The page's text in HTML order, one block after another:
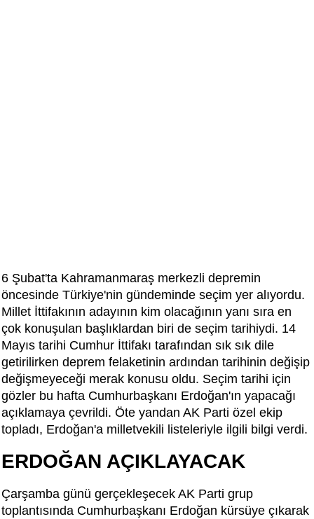
6 Şubat'ta Kahramanmaraş merkezli depremin
öncesinde Türkiye'nin gündeminde seçim yer alıyordu.
Millet İttifakının adayının kim olacağının yanı sıra en
çok konuşulan başlıklardan biri de seçim tarihiydi. 14
Mayıs tarihi Cumhur İttifakı tarafından sık sık dile
getirilirken deprem felaketinin ardından tarihinin değişip
değişmeyeceği merak konusu oldu. Seçim tarihi için
gözler bu hafta Cumhurbaşkanı Erdoğan'ın yapacağı
açıklamaya çevrildi. Öte yandan AK Parti özel ekip
topladı, Erdoğan'a milletvekili listeleriyle ilgili bilgi verdi.
ERDOĞAN AÇIKLAYACAK
Çarşamba günü gerçekleşecek AK Parti grup
toplantısında Cumhurbaşkanı Erdoğan kürsüye çıkarak